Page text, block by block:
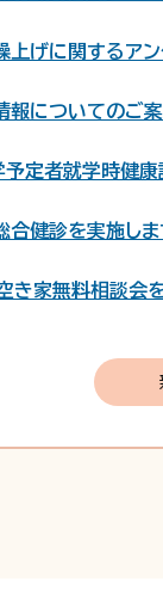
げに関するア
報についてのご
予定者就学時健
健診を実施しま
き家無料相談会を